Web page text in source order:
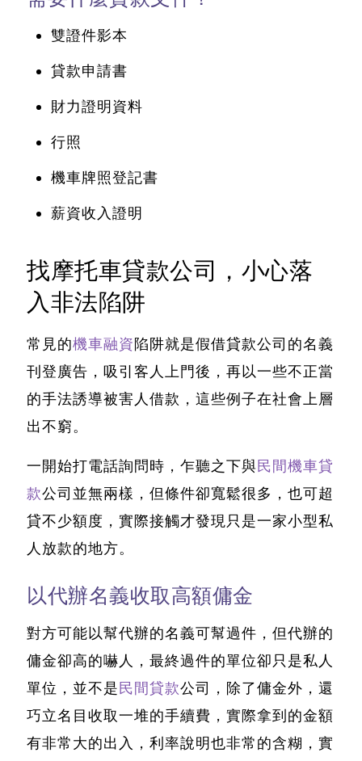
雙證件影本
貸款申請書
財力證明資料
行照
機車牌照登記書
薪資收入證明
找摩托車貸款公司，小心落
入非法陷阱
常見的機車融資陷阱就是假借貸款公司的名義
刊登廣告，吸引客人上門後，再以一些不正當
的手法誘導被害人借款，這些例子在社會上層
出不窮。
一開始打電話詢問時，乍聽之下與民間機車貸
款公司並無兩樣，但條件卻寬鬆很多，也可超
貸不少額度，實際接觸才發現只是一家小型私
人放款的地方。
以代辦名義收取高額傭金
對方可能以幫代辦的名義可幫過件，但代辦的
傭金卻高的嚇人，最終過件的單位卻只是私人
單位，並不是民間貸款公司，除了傭金外，還
巧立名目收取一堆的手續費，實際拿到的金額
有非常大的出入，利率說明也非常的含糊，實